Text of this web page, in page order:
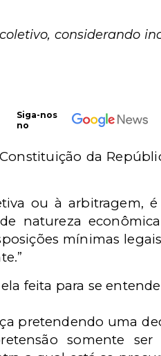
considerando
Siga-nos
no
da
ou à arbitragem,
natureza
mínimas
feita para se
pretendendo uma
somente ser